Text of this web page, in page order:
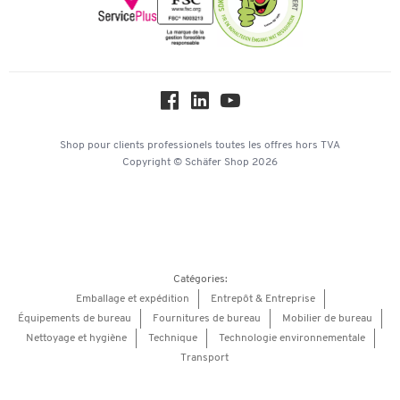
Shop pour clients professionels toutes les offres hors TVA
Copyright © Schäfer Shop 2026
Catégories:
Emballage et expédition
Entrepôt & Entreprise
Équipements de bureau
Fournitures de bureau
Mobilier de bureau
Nettoyage et hygiène
Technique
Technologie environnementale
Transport